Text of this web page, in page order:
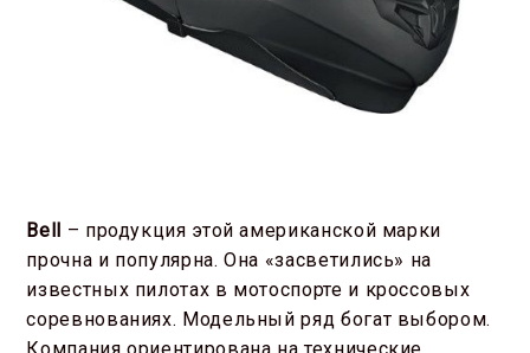
Bell
– продукция этой американской марки
прочна и популярна. Она «засветились» на
известных пилотах в мотоспорте и кроссовых
соревнованиях. Модельный ряд богат выбором.